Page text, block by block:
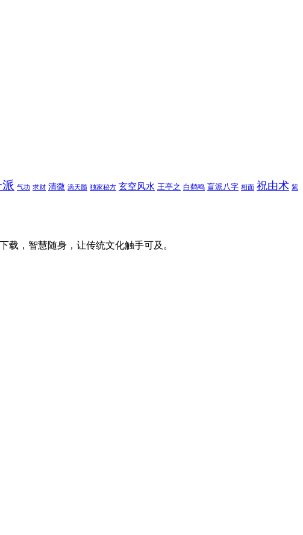
派 气功 求财 清微 滴天髓 独家秘方 玄空风水 王亭之 白鹤鸣 盲派八字 相面 祝由术 紫
，智慧随身，让传统文化触手可及。